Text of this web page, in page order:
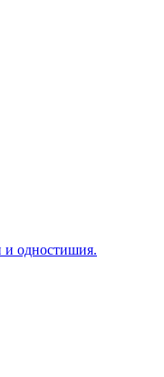
одностишия.